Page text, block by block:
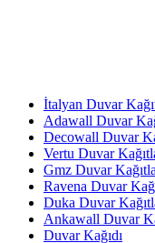
İtalyan Duvar
Adawall Duvar
Decowall Duvar
Vertu Duvar
Gmz Duvar
Ravena Duvar
Duka Duvar
Ankawall Duvar
Duvar Kağıdı